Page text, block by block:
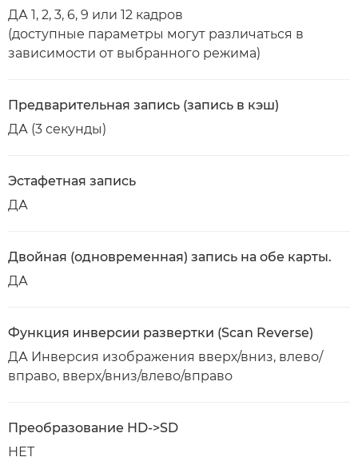
ДА 1, 2, 3, 6, 9 или 12 кадров
(доступные параметры могут различаться в
зависимости от выбранного режима)
Предварительная запись (запись в кэш)
ДА (3 секунды)
Эстафетная запись
ДА
Двойная (одновременная) запись на обе карты.
ДА
Функция инверсии развертки (Scan Reverse)
ДА Инверсия изображения вверх/вниз, влево/
вправо, вверх/вниз/влево/вправо
Преобразование HD->SD
НЕТ